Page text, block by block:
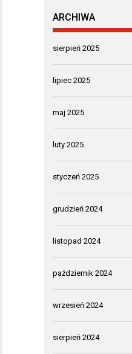
ARCHIWA
sierpień 2025
lipiec 2025
maj 2025
luty 2025
styczeń 2025
grudzień 2024
listopad 2024
październik 2024
wrzesień 2024
sierpień 2024